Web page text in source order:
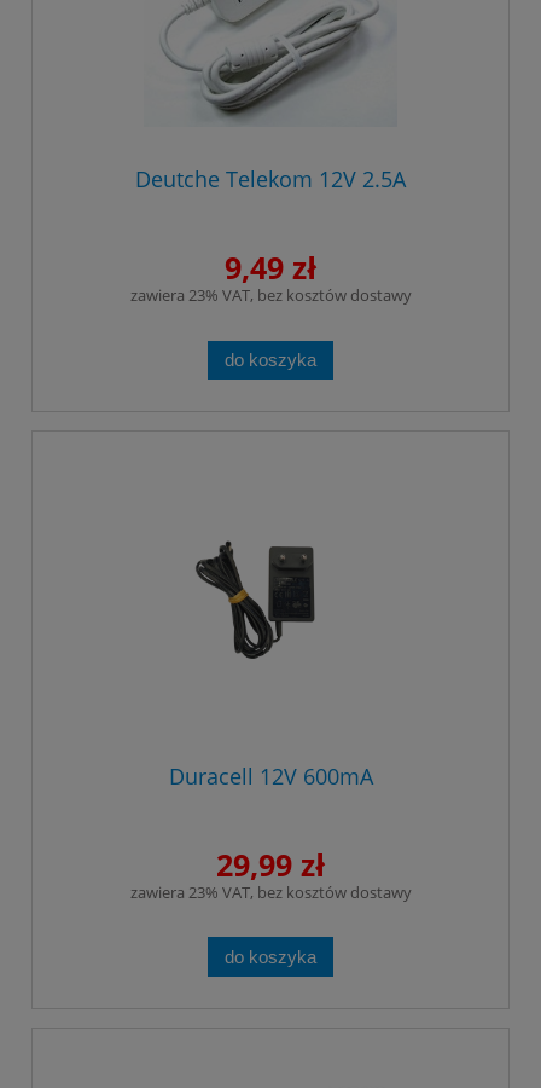
Deutche Telekom 12V 2.5A
9,49 zł
zawiera 23% VAT, bez kosztów dostawy
do koszyka
Duracell 12V 600mA
29,99 zł
zawiera 23% VAT, bez kosztów dostawy
do koszyka